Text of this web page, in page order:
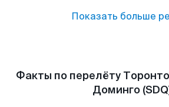
Показать больше
Факты по перелёту
Доминго